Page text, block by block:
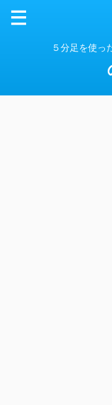
５分足を使っ